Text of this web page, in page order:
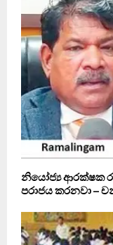
නියෝජ්‍ය ආරක්ෂක
පරාජය කරනවා –